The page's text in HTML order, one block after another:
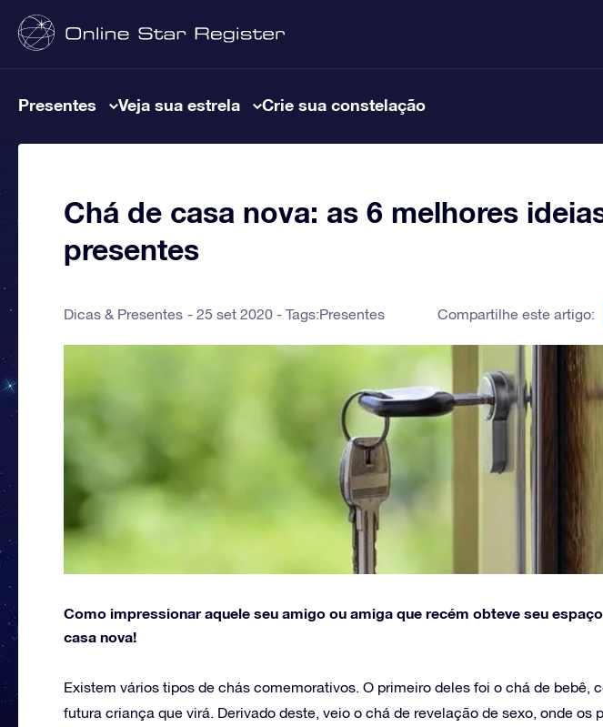
Presentes Veja sua estrela Crie sua constelação
Chá de casa nova: as 6 melhores
presentes
Dicas & Presentes 25 set 2020 - Tags:Presentes Compartilhe este artigo:
Como impressionar aquele seu amigo ou amiga que recém obteve seu
casa nova!
Existem vários tipos de chás comemorativos. O primeiro deles foi o chá de bebê,
futura criança que virá. Derivado deste, veio o chá de revelação de sexo, onde os